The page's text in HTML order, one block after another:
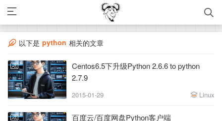
以下是 python 相关的文章
Centos6.5下升级Python 2.6.6 to python
2.7.9
2015-01-29 Linux
百度云/百度网盘Python客户端